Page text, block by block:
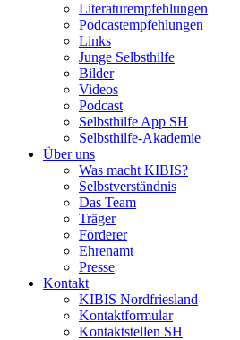
Literaturempfehlungen
Podcastempfehlungen
Links
Junge Selbsthilfe
Bilder
Videos
Podcast
Selbsthilfe App SH
Selbsthilfe-Akademie
Über uns
Was macht KIBIS?
Selbstverständnis
Das Team
Träger
Förderer
Ehrenamt
Presse
Kontakt
KIBIS Nordfriesland
Kontaktformular
Kontaktstellen SH